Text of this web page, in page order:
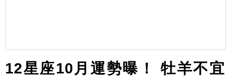
12星座10月運勢曝！ 牡羊不宜